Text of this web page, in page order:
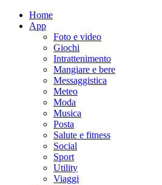
Home
App
Foto e video
Giochi
Intrattenimento
Mangiare e bere
Messaggistica
Meteo
Moda
Musica
Posta
Salute e fitness
Social
Sport
Utility
Viaggi